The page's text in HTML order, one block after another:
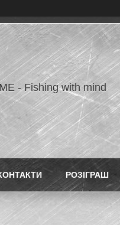
- Fishing with mind
РОЗІГРАШ